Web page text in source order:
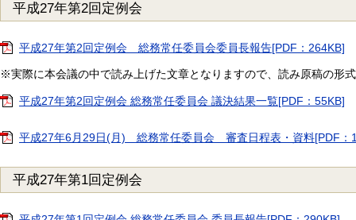
平成27年第2回定例会
平成27年第2回定例会 総務常任委員会委員長報告[PDF：264KB]
※実際に本会議の中で読み上げた文章となりますので、読み原稿の形
平成27年第2回定例会 総務常任委員会 議決結果一覧[PDF：55KB]
平成27年6月29日(月) 総務常任委員会 審査日程表・資料[PDF：
平成27年第1回定例会